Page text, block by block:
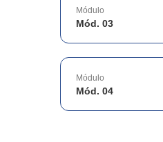
Módulo
Mód. 03
Módulo
Mód. 04